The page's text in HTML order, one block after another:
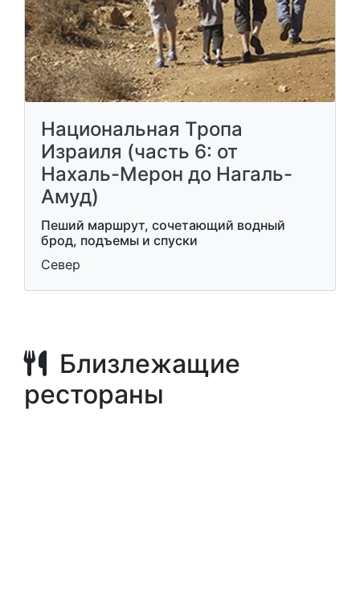
Национальная Тропа
Израиля (часть 6: от
Нахаль-Мерон до Нагаль-
Амуд)
Пеший маршрут, сочетающий водный
брод, подъемы и спуски
Север
Близлежащие
рестораны